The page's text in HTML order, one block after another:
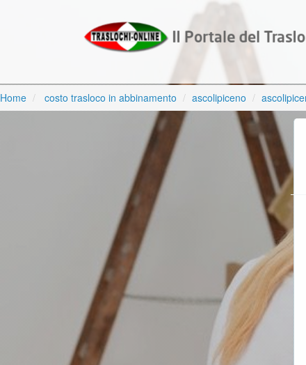
Home costo trasloco in abbinamento ascolipiceno